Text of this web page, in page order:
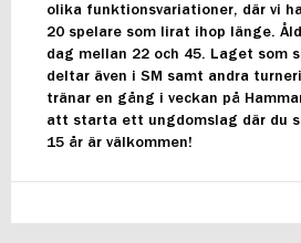
olika funktionsvariationer, där vi
20 spelare som lirat ihop länge.
dag mellan 22 och 45. Laget som
deltar även i SM samt andra
tränar en gång i veckan på
att starta ett ungdomslag där du
15 år är välkommen!